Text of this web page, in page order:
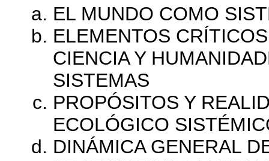
EL MUNDO COMO
ELEMENTOS
CIENCIA Y
SISTEMAS
PROPÓSITOS Y
ECOLÓGICO
DINÁMICA GENERAL